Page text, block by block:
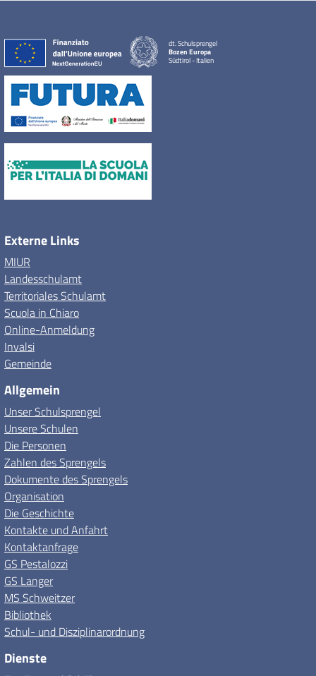
dt. Schulsprengel
Bozen Europa
Südtirol - Italien
Externe Links
MIUR
Landesschulamt
Territoriales Schulamt
Scuola in Chiaro
Online-Anmeldung
Invalsi
Gemeinde
Allgemein
Unser Schulsprengel
Unsere Schulen
Die Personen
Zahlen des Sprengels
Dokumente des Sprengels
Organisation
Die Geschichte
Kontakte und Anfahrt
Kontaktanfrage
GS Pestalozzi
GS Langer
MS Schweitzer
Bibliothek
Schul- und Disziplinarordnung
Dienste